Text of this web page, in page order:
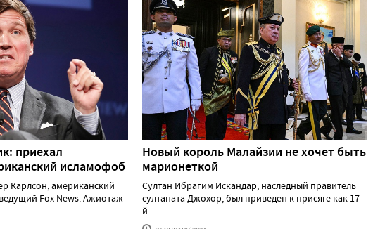
приехал
исламофоб
Карлсон, американский
Fox News. Ажиотаж
Новый король Малайзии не хочет быть
марионеткой
Султан Ибрагим Искандар, наследный правитель
султаната Джохор, был приведен к присяге как 17-
й......